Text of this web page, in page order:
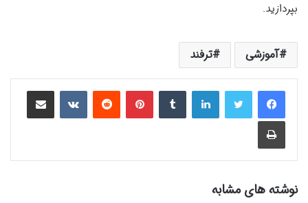
بپردازید.
آموزشی ترفند
لینکدین ‫پین‌ترست ‫رددیت
چاپ
نوشته های مشابه